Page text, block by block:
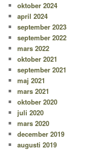
oktober 2024
april 2024
september 2023
september 2022
mars 2022
oktober 2021
september 2021
maj 2021
mars 2021
oktober 2020
juli 2020
mars 2020
december 2019
augusti 2019